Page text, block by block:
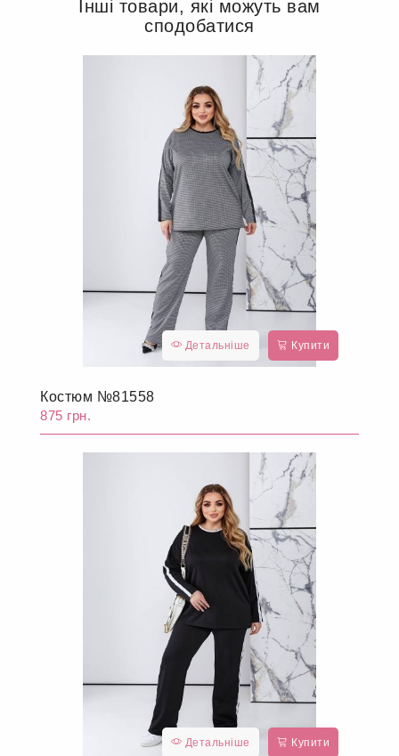
Інші товари, які можуть вам
сподобатися
Детальніше Купити
Костюм №81558
875 грн.
Детальніше Купити